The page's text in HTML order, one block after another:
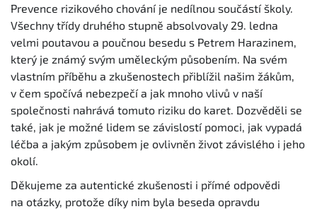
Prevence rizikového chování je nedílnou součástí školy.
Všechny třídy druhého stupně absolvovaly 29. ledna
velmi poutavou a poučnou besedu s Petrem Harazinem,
který je známý svým uměleckým působením. Na svém
vlastním příběhu a zkušenostech přiblížil našim žákům,
v čem spočívá nebezpečí a jak mnoho vlivů v naší
společnosti nahrává tomuto riziku do karet. Dozvěděli se
také, jak je možné lidem se závislostí pomoci, jak vypadá
léčba a jakým způsobem je ovlivněn život závislého i jeho
okolí.
Děkujeme za autentické zkušenosti i přímé odpovědi
na otázky, protože díky nim byla beseda opravdu